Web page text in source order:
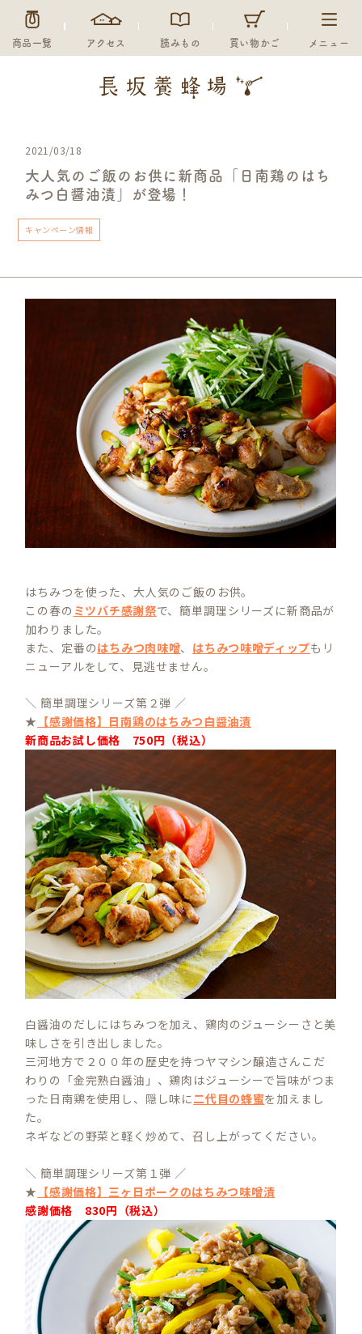
商品一覧 アクセス 読みもの 買い物かご メニュー
2021/03/18
大人気のご飯のお供に新商品「日南鶏のはち
みつ白醤油漬」が登場！
キャンペーン情報
はちみつを使った、大人気のご飯のお供。
この春の ミツバチ感謝祭で、簡単調理シリーズに新商品が
加わりました。
また、定番のはちみつ肉味噌、 はちみつ味噌ディップもリ
ニューアルをして、見逃せません。
＼ 簡単調理シリーズ第２弾 ／
★ 【感謝価格】日南鶏のはちみつ白醤油漬
新商品お試し価格 750円（税込）
白醤油のだしにはちみつを加え、鶏肉のジューシーさと美
味しさを引き出しました。
三河地方で２００年の歴史を持つヤマシン醸造さんこだ
わりの「金完熟白醤油」、鶏肉はジューシーで旨味がつま
った日南鶏を使用し、隠し味に二代目の蜂蜜を加えまし
た。
ネギなどの野菜と軽く炒めて、召し上がってください。
＼ 簡単調理シリーズ第１弾 ／
★ 【感謝価格】三ヶ日ポークのはちみつ味噌漬
感謝価格 830円（税込）